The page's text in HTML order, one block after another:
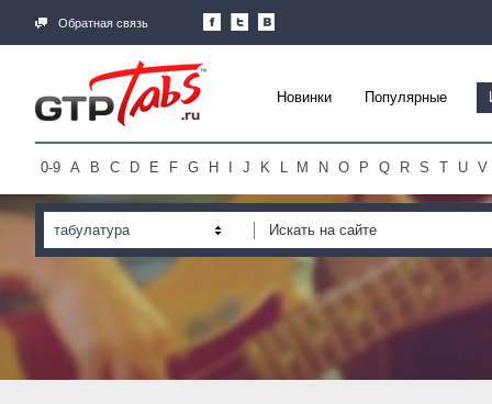
Обратная связь
Новинки Популярные
0-9 A B C D E F G H J K L M N O P Q R S T U V
табулатура